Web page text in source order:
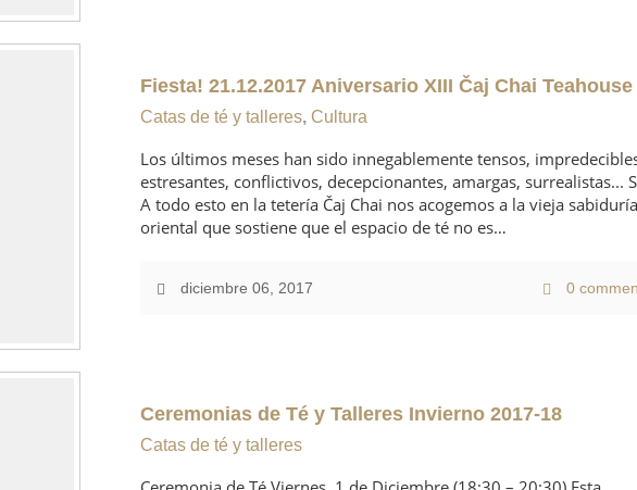
Fiesta! 21.12.2017 Aniversario XIII Čaj Chai Teahouse
Catas de té y talleres, Cultura
Los últimos meses han sido innegablemente tensos,
estresantes, conflictivos, decepcionantes, amargas, surrealistas...
A todo esto en la tetería Čaj Chai nos acogemos a la vieja sabiduría
oriental que sostiene que el espacio de té no es…
diciembre 06, 2017 0
Ceremonias de Té y Talleres Invierno 2017-18
Catas de té y talleres